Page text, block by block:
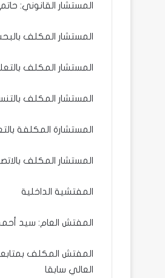
المستشار القانوني:
المستشار المكلف
المستشار المكلف
المستشار المكلف
المستشارة المكلفة بالتعاون
المستشار المكلف
المفتشية الداخلية
المفتش العام: سيد أحمد
المفتش المكلف
العالي سابقا